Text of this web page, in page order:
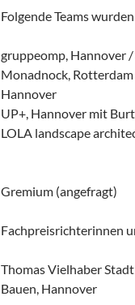
Folgende Teams
gruppeomp, Hannover
Monadnock,
Hannover
UP+, Hannover mit
LOLA landscape
Gremium (angefragt)
Fachpreisrichterinnen
Thomas Vielhaber
Bauen, Hannover